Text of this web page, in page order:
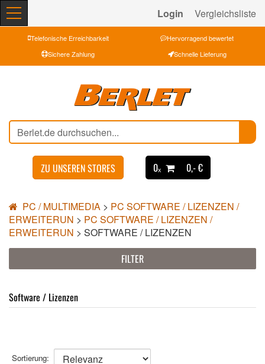
Login Vergleichsliste
Telefonische Erreichbarkeit
Hervorragend bewertet
Sichere Zahlung
Schnelle Lieferung
ZU UNSEREN STORES 0ₓ 0,- €
PC / MULTIMEDIA > PC SOFTWARE / LIZENZEN /
ERWEITERUN > PC SOFTWARE / LIZENZEN /
ERWEITERUN > SOFTWARE / LIZENZEN
FILTER
Software / Lizenzen
Sortierung: